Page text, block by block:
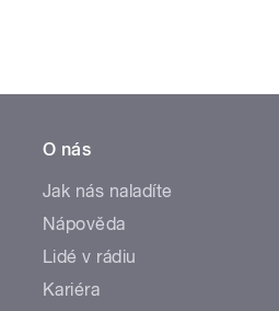
O nás
Jak nás naladíte
Nápověda
Lidé v rádiu
Kariéra